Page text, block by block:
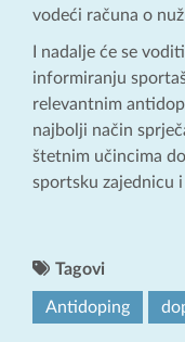
vodeći računa o
I nadalje će se
informiranju
relevantnim
najbolji način
štetnim učincima
sportsku zajednicu
Tagovi
Antidoping